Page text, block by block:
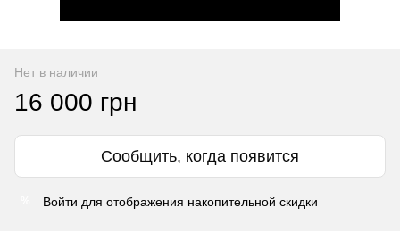
Нет в наличии
16 000 грн
Сообщить, когда появится
Войти для отображения накопительной скидки